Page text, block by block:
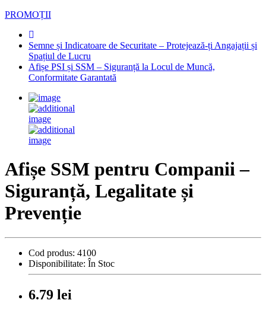
PROMOȚII
Semne și Indicatoare de Securitate – Protejează-ți Angajații și
Spațiul de Lucru
Afișe PSI și SSM – Siguranță la Locul de Muncă,
Conformitate Garantată
Afișe SSM pentru Companii –
Siguranță, Legalitate și
Prevenție
Cod produs: 4100
Disponibilitate: În Stoc
6.79 lei